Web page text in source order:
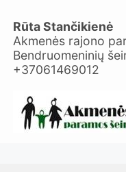
Rūta Stančikienė
Akmenės rajono
Bendruomeninių
+37061469012